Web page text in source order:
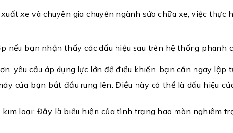
xe và chuyên gia chuyên ngành sửa chữa xe, việc
nếu bạn nhận thấy các dấu hiệu sau trên hệ thống phanh
yêu cầu áp dụng lực lớn để điều khiển, bạn cần ngay lập
của bạn bắt đầu rung lên: Điều này có thể là dấu hiệu
loại: Đây là biểu hiện của tình trạng hao mòn nghiêm